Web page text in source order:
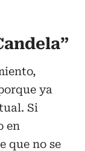
ya
Si
en
que no se